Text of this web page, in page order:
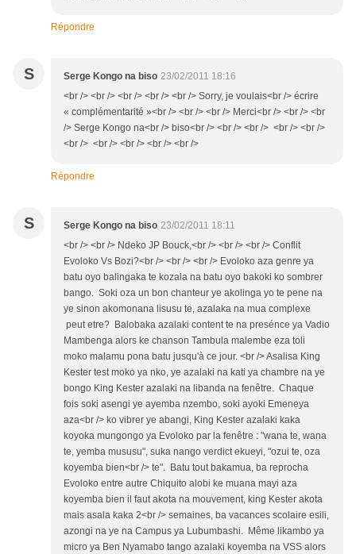
Répondre
S Serge Kongo na biso 23/02/2011 18:16
<br /> <br /> <br /> <br /> <br /> Sorry, je voulais<br /> écrire
« complémentarité »<br /> <br /> <br /> Merci<br /> <br /> <br
/> Serge Kongo na<br /> biso<br /> <br /> <br /> <br /> <br />
<br /> <br /> <br /> <br /> <br />
Répondre
S Serge Kongo na biso 23/02/2011 18:11
<br /> <br /> Ndeko JP Bouck,<br /> <br /> <br /> Conflit
Evoloko Vs Bozi?<br /> <br /> <br /> Evoloko aza genre ya
batu oyo balingaka te kozala na batu oyo bakoki ko sombrer
bango. Soki oza un bon chanteur ye akolinga yo te pene na
ye sinon akomonana lisusu te, azalaka na mua complexe
peut etre? Balobaka azalaki content te na presénce ya Vadio
Mambenga alors ke chanson Tambula malembe eza toli
moko malamu pona batu jusqu'à ce jour. <br /> Asalisa King
Kester test moko ya nko, ye azalaki na kati ya chambre na ye
bongo King Kester azalaki na libanda na fenêtre. Chaque
fois soki asengi ye ayemba nzembo, soki ayoki Emeneya
aza<br /> ko vibrer ye abangi, King Kester azalaki kaka
koyoka mungongo ya Evoloko par la fenêtre : "wana te, wana
te, yemba mususu", suka nango verdict ekueyi, "ozui te, oza
koyemba bien<br /> te". Batu tout bakamua, ba reprocha
Evoloko entre autre Chiquito alobi ke muana mayi aza
koyemba bien il faut akota na mouvement, king Kester akota
mais asala kaka 2<br /> semaines, ba vacances scolaire esili,
azongi na ye na Campus ya Lubumbashi. Même likambo ya
micro ya Ben Nyamabo tango azalaki koyemba na VSS alors